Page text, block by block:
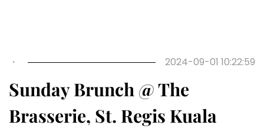
・ 2024-09-01 10:22:59
Sunday Brunch @ The
Brasserie, St. Regis Kuala